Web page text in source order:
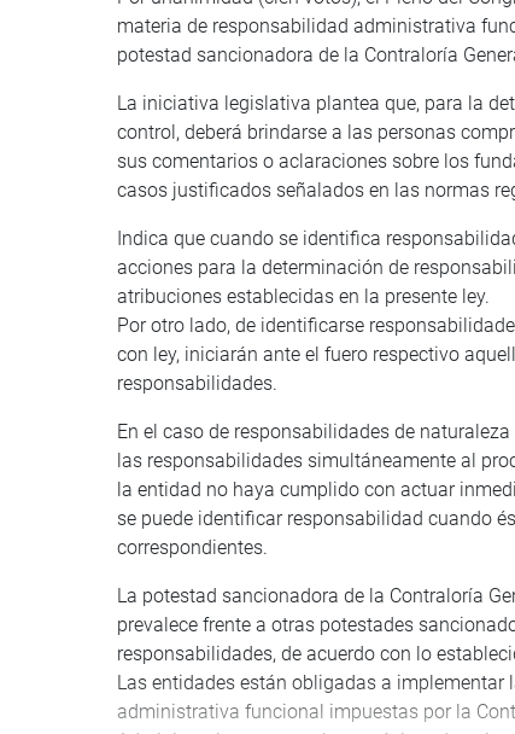
materia de responsabilidad administrativa
potestad sancionadora de la Contraloría
La iniciativa legislativa plantea que, para la
control, deberá brindarse a las personas
sus comentarios o aclaraciones sobre los
casos justificados señalados en las normas
Indica que cuando se identifica
acciones para la determinación de
atribuciones establecidas en la presente ley.
Por otro lado, de identificarse
con ley, iniciarán ante el fuero respectivo
responsabilidades.
En el caso de responsabilidades de
las responsabilidades simultáneamente al
la entidad no haya cumplido con actuar
se puede identificar responsabilidad cuando
correspondientes.
La potestad sancionadora de la Contraloría
prevalece frente a otras potestades
responsabilidades, de acuerdo con lo
Las entidades están obligadas a
administrativa funcional impuestas por la